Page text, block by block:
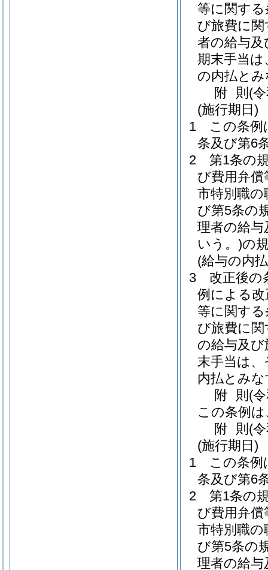
等に関す
び旅費に
者の給与
期末手当
の内払と
附 則 (
(施行期日)
1
この条例
条及び第6
2
第1条の
び費用弁
市特別職
び第5条の
理者の給
いう。)の
(給与の内
3
改正後の
例による
等に関す
び旅費に
の給与及
末手当は
内払とみ
附 則 (
この条例
附 則 (
(施行期日)
1
この条例
条及び第6
2
第1条の
び費用弁
市特別職
び第5条の
理者の給